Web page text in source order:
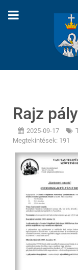
Rajz
2025-09-17
Megtekintések: 191